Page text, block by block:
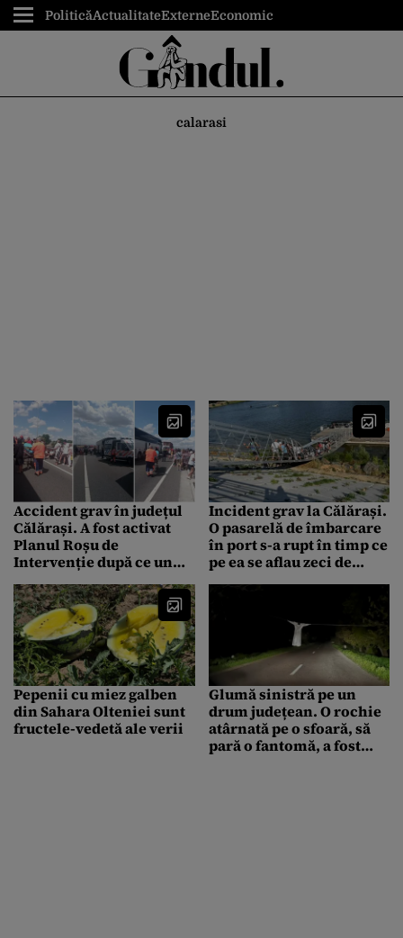
PoliticăActualitateExterneEconomic
calarasi
Accident grav în județul
Călărași. A fost activat
Planul Roșu de
Intervenție după ce un
ciocnit cu un TIR
Incident grav la Călărași.
O pasarelă de îmbarcare
în port s-a rupt în timp ce
pe ea se aflau zeci de
Pepenii cu miez galben
din Sahara Olteniei sunt
fructele-vedetă ale verii
Glumă sinistră pe un
drum județean. O rochie
atârnată pe o sfoară, să
pară o fantomă, a fost